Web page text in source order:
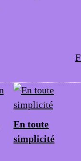
En toute
simplicité